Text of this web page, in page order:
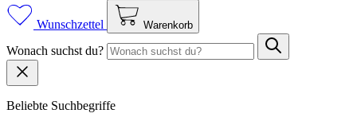
Wunschzettel Warenkorb
Wonach suchst du?
Beliebte Suchbegriffe